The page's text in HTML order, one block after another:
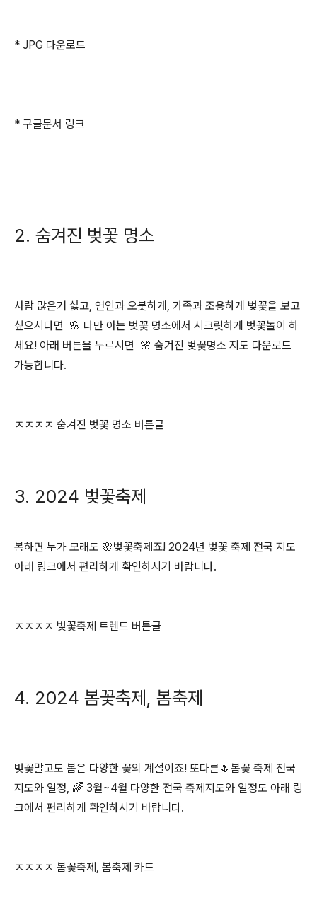
* JPG 다운로드
* 구글문서 링크
2. 숨겨진 벚꽃 명소
사람 많은거 싫고, 연인과 오붓하게, 가족과 조용하게 벚꽃을 보고
싶으시다면 🌸 나만 아는 벚꽃 명소에서 시크릿하게 벚꽃놀이 하
세요! 아래 버튼을 누르시면 🌸 숨겨진 벚꽃명소 지도 다운로드
가능합니다.
ㅈㅈㅈㅈ 숨겨진 벚꽃 명소 버튼글
3. 2024 벚꽃축제
봄하면 누가 모래도 🌸벚꽃축제죠! 2024년 벚꽃 축제 전국 지도
아래 링크에서 편리하게 확인하시기 바랍니다.
ㅈㅈㅈㅈ 벚꽃축제 트렌드 버튼글
4. 2024 봄꽃축제, 봄축제
벚꽃말고도 봄은 다양한 꽃의 계절이죠! 또다른🌷봄꽃 축제 전국
지도와 일정, 🌈 3월~4월 다양한 전국 축제지도와 일정도 아래 링
크에서 편리하게 확인하시기 바랍니다.
ㅈㅈㅈㅈ 봄꽃축제, 봄축제 카드